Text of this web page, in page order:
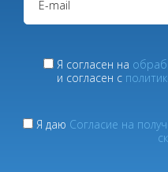
Я согласен на
и согласен с
Я даю Согласие на